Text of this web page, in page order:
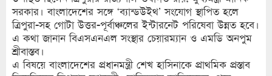
সরকার। বাংলাদেশের সঙ্গে ‘ব্যান্ডউইথ’ সংযোগ স্থাপিত হলে
ত্রিপুরা-সহ গোটা উত্তর-পূর্বাঞ্চলের ইন্টারনেট পরিষেবা উন্নত হবে।
এ কথা জানান বিএসএনএল সংস্থার চেয়ারম্যান ও এমডি অনপুম
শ্রীবাস্তব।
এ বিষয়ে বাংলাদেশের প্রধানমন্ত্রী শেখ হাসিনাকে প্রাথমিক প্রস্তাব